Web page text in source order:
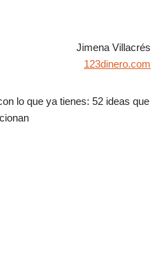
Jimena Villacrés
123dinero.com